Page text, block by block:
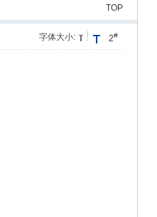
TOP
2#
字体大小: